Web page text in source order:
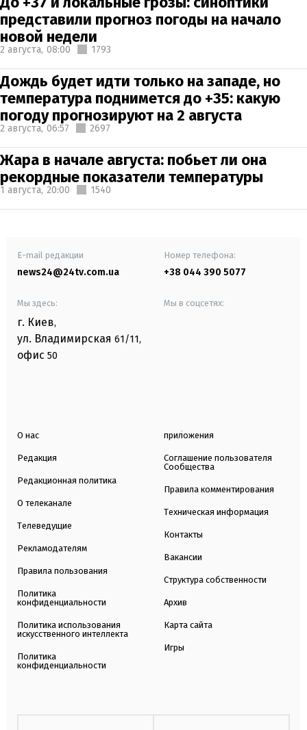
представили прогноз погоды на начало
новой недели
2 августа, 08:00 1793
Дождь будет идти только на западе, но
температура поднимется до +35: какую
погоду прогнозируют на 2 августа
2 августа, 06:57 2697
Жара в начале августа: побьет ли она
рекордные показатели температуры
1 августа, 20:00 1540
E-mail редакции
news24@24tv.com.ua
Номер телефона:
+38 044 390 5077
Мы здесь:
г. Киев,
ул. Владимирская 61/11,
офис 50
Мы в соцсетях:
О нас
Редакция
Редакционная политика
О телеканале
Телеведущие
Рекламодателям
Правила пользования
Политика
конфиденциальности
Политика использования
искусственного интеллекта
Политика
конфиденциальности
приложения
Соглашение пользователя
Сообщества
Правила комментирования
Техническая информация
Контакты
Вакансии
Структура собственности
Архив
Карта сайта
Игры